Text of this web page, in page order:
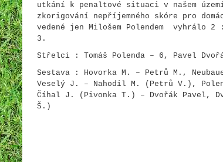
utkání k penaltové situaci v našem
zkorigování nepříjemného skóre pro
vedené jen Milošem Polendem vyhrálo 2
3.
Střelci : Tomáš Polenda – 6, Pavel
Sestava : Hovorka M. – Petrů M.,
Veselý J. – Nahodil M. (Petrů V.),
Číhal J. ( Pivonka T.) – Dvořák Pavel,
Š.)